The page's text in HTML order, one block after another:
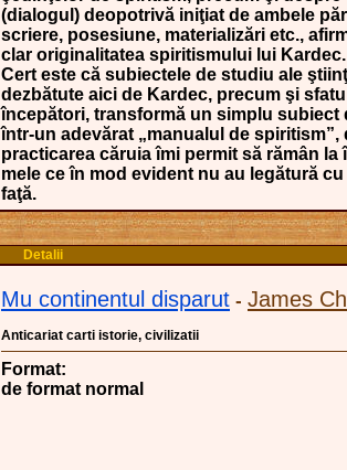
(dialogul) deopotrivă iniţiat de ambele
scriere, posesiune, materializări etc.,
clar originalitatea spiritismului lui Kardec.
Cert este că subiectele de studiu ale
dezbătute aici de Kardec, precum şi
începători, transformă un simplu subiect
într-un adevărat „manualul de spiritism”,
practicarea căruia îmi permit să rămân la
mele ce în mod evident nu au legătură
faţă.
Detalii
Mu continentul disparut - James
Anticariat carti istorie, civilizatii
Format:
de format normal